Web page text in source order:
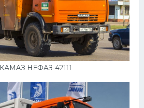
КАМАЗ НЕФАЗ-42111